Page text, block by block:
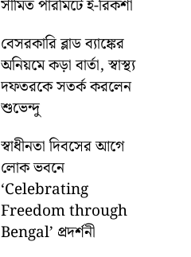
সীমিত পারমিটে ই-রিকশা
বেসরকারি ব্লাড ব্যাঙ্কের
অনিয়মে কড়া বার্তা, স্বাস্থ্য
দফতরকে সতর্ক করলেন
শুভেন্দু
স্বাধীনতা দিবসের আগে
লোক ভবনে
‘Celebrating
Freedom through
Bengal’ প্রদর্শনী